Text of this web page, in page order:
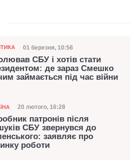
Дата публікації
01 березня, 10:56
СБУ і хотів стати
де зараз Смешко
займається під час війни
Дата публікації
20 лютого, 16:28
патронів після
СБУ звернувся до
заявляє про
роботи